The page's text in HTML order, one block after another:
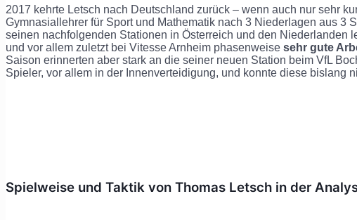
2017 kehrte Letsch nach Deutschland zurück – wenn auch nur sehr
Gymnasiallehrer für Sport und Mathematik nach 3 Niederlagen aus 3
seinen nachfolgenden Stationen in Österreich und den Niederlanden
und vor allem zuletzt bei Vitesse Arnheim phasenweise sehr gute
Saison erinnerten aber stark an die seiner neuen Station beim VfL
Spieler, vor allem in der Innenverteidigung, und konnte diese bislang
Spielweise und Taktik von Thomas Letsch in der